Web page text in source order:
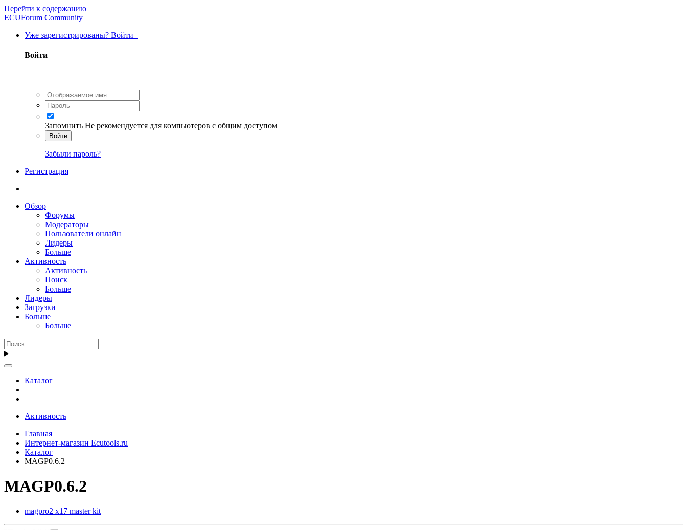
Перейти к содержанию
ECUForum Community
Уже зарегистрированы? Войти
Войти
Запомнить Не рекомендуется для компьютеров с общим доступом
Войти
Забыли пароль?
Регистрация
Обзор
Форумы
Модераторы
Пользователи онлайн
Лидеры
Больше
Активность
Активность
Поиск
Больше
Лидеры
Загрузки
Больше
Больше
Каталог
Активность
Главная
Интернет-магазин Ecutools.ru
Каталог
MAGP0.6.2
MAGP0.6.2
magpro2 x17 master kit